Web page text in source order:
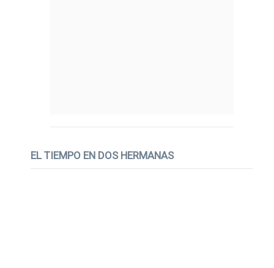
EL TIEMPO EN DOS HERMANAS